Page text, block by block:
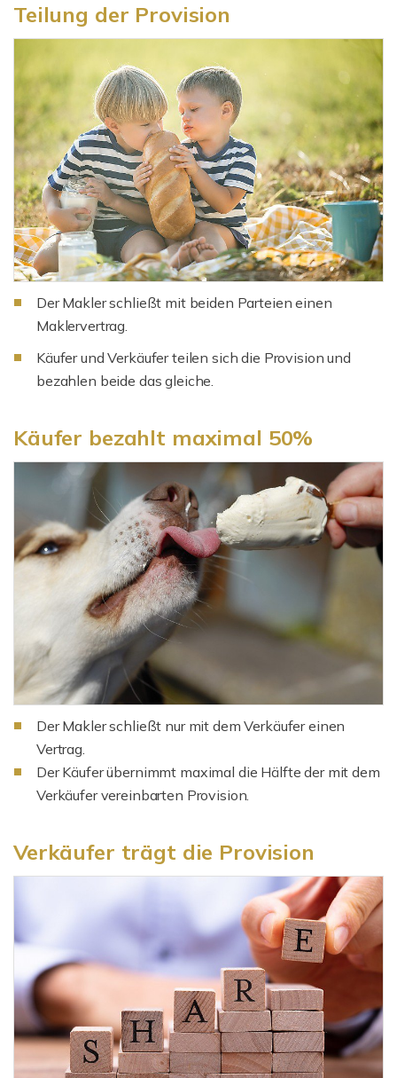
Teilung der Provision
Der Makler schließt mit beiden Parteien einen
Maklervertrag.
Käufer und Verkäufer teilen sich die Provision und
bezahlen beide das gleiche.
Käufer bezahlt maximal 50%
Der Makler schließt nur mit dem Verkäufer einen
Vertrag.
Der Käufer übernimmt maximal die Hälfte der mit dem
Verkäufer vereinbarten Provision.
Verkäufer trägt die Provision